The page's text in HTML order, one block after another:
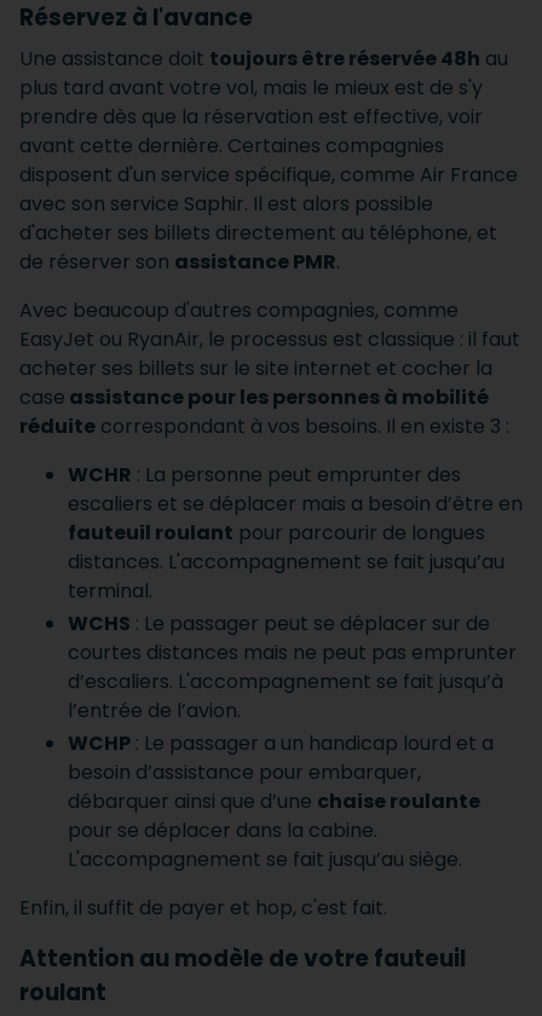
Réservez à l'avance
Une assistance doit toujours être réservée 48h au
plus tard avant votre vol, mais le mieux est de s'y
prendre dès que la réservation est effective, voir
avant cette dernière. Certaines compagnies
disposent d'un service spécifique, comme Air France
avec son service Saphir. Il est alors possible
d'acheter ses billets directement au téléphone, et
de réserver son assistance PMR.
Avec beaucoup d'autres compagnies, comme
EasyJet ou RyanAir, le processus est classique : il faut
acheter ses billets sur le site internet et cocher la
case assistance pour les personnes à mobilité
réduite correspondant à vos besoins. Il en existe 3 :
WCHR : La personne peut emprunter des
escaliers et se déplacer mais a besoin d’être en
fauteuil roulant pour parcourir de longues
distances. L'accompagnement se fait jusqu’au
terminal.
WCHS : Le passager peut se déplacer sur de
courtes distances mais ne peut pas emprunter
d’escaliers. L'accompagnement se fait jusqu’à
l’entrée de l’avion.
WCHP : Le passager a un handicap lourd et a
besoin d’assistance pour embarquer,
débarquer ainsi que d’une chaise roulante
pour se déplacer dans la cabine.
L'accompagnement se fait jusqu’au siège.
Enfin, il suffit de payer et hop, c'est fait.
Attention au modèle de votre fauteuil
roulant